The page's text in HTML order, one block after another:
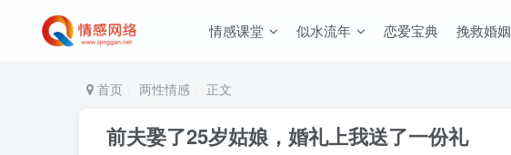
情感课堂 似水流年 恋爱宝典 挽救婚姻
首页 两性情感 正文
前夫娶了25岁姑娘，婚礼上我送了一份礼